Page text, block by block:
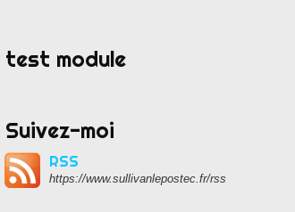
test module
Suivez-moi
RSS
https://www.sullivanlepostec.fr/rss